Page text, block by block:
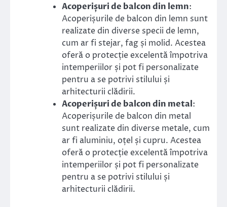
Acoperișuri de balcon din lemn:
Acoperișurile de balcon din lemn sunt
realizate din diverse specii de lemn,
cum ar fi stejar, fag și molid. Acestea
oferă o protecție excelentă împotriva
intemperiilor și pot fi personalizate
pentru a se potrivi stilului și
arhitecturii clădirii.
Acoperișuri de balcon din metal:
Acoperișurile de balcon din metal
sunt realizate din diverse metale, cum
ar fi aluminiu, oțel și cupru. Acestea
oferă o protecție excelentă împotriva
intemperiilor și pot fi personalizate
pentru a se potrivi stilului și
arhitecturii clădirii.